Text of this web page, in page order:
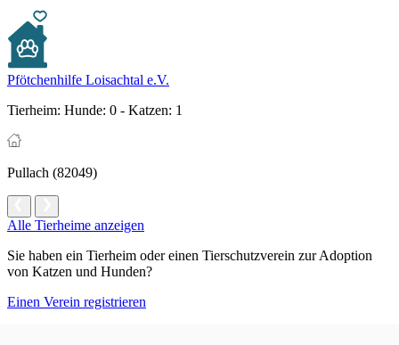
Pfötchenhilfe Loisachtal e.V.
Tierheim: Hunde: 0 - Katzen: 1
Pullach (82049)
Alle Tierheime anzeigen
Sie haben ein Tierheim oder einen Tierschutzverein zur Adoption
von Katzen und Hunden?
Einen Verein registrieren